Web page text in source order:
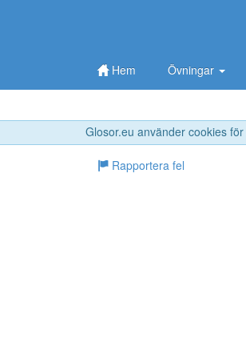
Glosor.eu använder cookies
Hem Övningar
Rapportera fel